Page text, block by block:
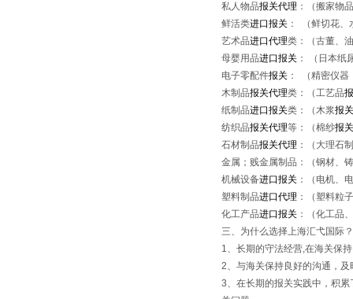
私人物品报关代理 ：（搬家物
鲜活类进口报关 ： （鲜切花
艺术品进口代理类：（古董、
母婴用品进口报关 ： （日本纸
电子零配件报关 ： （精密仪
木制品报关代理类：（工艺品
纸制品进口报关类：（木浆报关
纺织品报关代理等：（棉纱报关
石材制品报关代理 ：（大理石
金属；贱金属制品：（钢材、
机械设备进口报关 ：（电机、
塑料制品进口代理 ：（塑料粒
化工产品进口报关 ：（化工品
三、为什么选择上海汇弋国际？
1、长期的守法经营,在海关保
2、与海关保持良好的沟通，
3、在长期的报关实践中，积